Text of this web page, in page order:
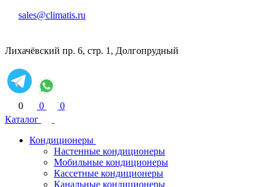
sales@climatis.ru
Лихачёвский пр. 6, стр. 1, Долгопрудный
0 0
0
Каталог
Кондиционеры
Настенные кондиционеры
Мобильные кондиционеры
Кассетные кондиционеры
Канальные кондиционеры